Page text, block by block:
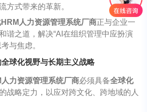
方式带来的革新。
人力资源管理系统厂商正与企业一
谐之道，解决“AI在组织管理中应扮演
与焦虑。
球化视野与长期主义战略
人力资源管理系统厂商必须具备全球化
的战略定力，以应对跨文化、跨地域的人